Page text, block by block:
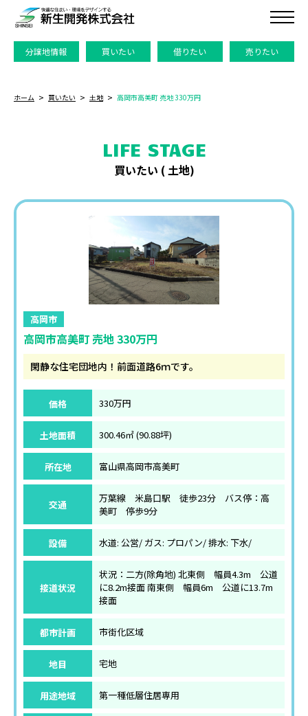
分譲地情報 買いたい 借りたい 売りたい
ホーム 買いたい 土地 高岡市高美町 売地 330万円
LIFE STAGE
買いたい (土地)
高岡市
高岡市高美町 売地 330万円
閑静な住宅団地内！前面道路6ｍです。
価格 330万円
土地面積 300.46㎡ (90.88坪)
所在地 富山県高岡市高美町
交通
万葉線 米島口駅 徒歩23分 バス停：高
美町 停歩9分
設備 水道: 公営/ ガス: プロパン/ 排水: 下水/
接道状況
状況：二方(除角地) 北東側 幅員4.3m 公道
に8.2m接面 南東側 幅員6m 公道に13.7m
接面
都市計画 市街化区域
地目 宅地
用途地域 第一種低層住居専用